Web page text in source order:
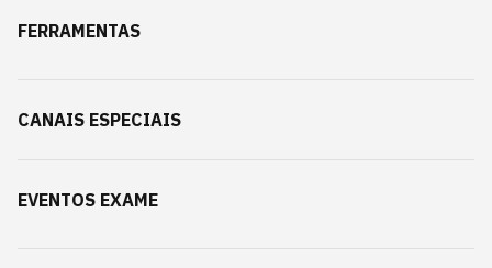
FERRAMENTAS
CANAIS ESPECIAIS
EVENTOS EXAME